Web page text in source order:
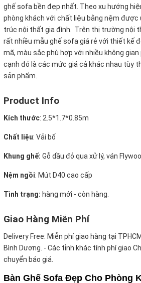
ghế sofa bền đẹp nhất. Theo xu hướng
phòng khách với chất liệu bằng nệm được
trúc nội thất gia đình. Trên thị trường nội
rất nhiều mẫu ghế sofa giá rẻ với thiết kế
mã, màu sắc phù hợp với nhiều không gian
cạnh đó là các mức giá cả khác nhau tùy
sản phẩm.
Product Info
Kích thước: 2.5*1.7*0.85m
Chất liệu: Vải bố
Khung ghế: Gỗ dầu đỏ qua xử lý, ván
Nệm ngồi: Mút D40 cao cấp
Tình trạng: hàng mới - còn hàng.
Giao Hàng Miễn Phí
Delivery Free: Miễn phí giao hàng tại
Bình Dương. - Các tỉnh khác tính phí giao
chuyển báo giá.
Bàn Ghế Sofa Đẹp Cho Phòng